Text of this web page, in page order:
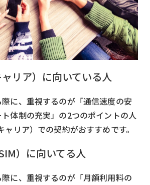
リア）に向いている人
に、重視するのが「通信速度の安
体制の充実」の2つのポイントの人
リア）での契約がおすすめです。
）に向いてる人
に、重視するのが「月額利用料の